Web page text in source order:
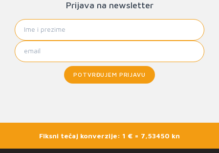
Prijava na newsletter
POTVRĐUJEM PRIJAVU
Fiksni tečaj konverzije: 1 € = 7,53450 kn